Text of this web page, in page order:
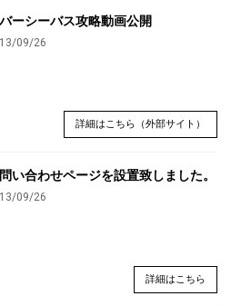
ーシーバス攻略動画公開
09/26
詳細はこちら（外部サイト）
い合わせページを設置致しました。
09/26
詳細はこちら